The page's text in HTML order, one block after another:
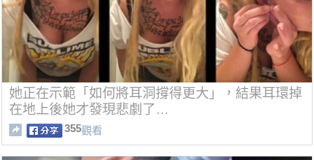
她正在示範「如何將耳洞撐得更大」，結果耳環掉
在地上後她才發現悲劇了…
355觀看